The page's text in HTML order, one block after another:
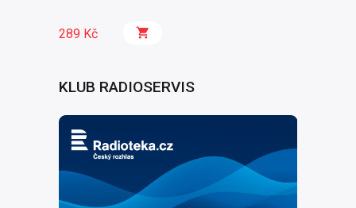
289 Kč
KLUB RADIOSERVIS